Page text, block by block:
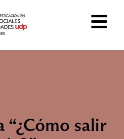
“¿Cómo salir